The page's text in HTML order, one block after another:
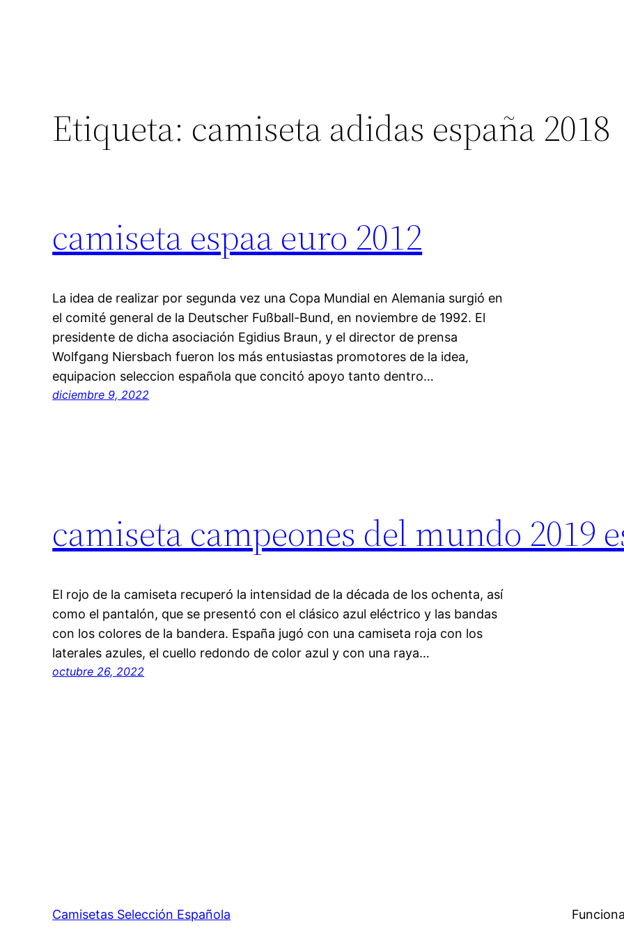
Etiqueta: camiseta adidas españa 2018
camiseta espaa euro 2012
La idea de realizar por segunda vez una Copa Mundial en Alemania surgió en
el comité general de la Deutscher Fußball-Bund, en noviembre de 1992. El
presidente de dicha asociación Egidius Braun, y el director de prensa
Wolfgang Niersbach fueron los más entusiastas promotores de la idea,
equipacion seleccion española que concitó apoyo tanto dentro…
diciembre 9, 2022
camiseta campeones del mundo 2019
El rojo de la camiseta recuperó la intensidad de la década de los ochenta, así
como el pantalón, que se presentó con el clásico azul eléctrico y las bandas
con los colores de la bandera. España jugó con una camiseta roja con los
laterales azules, el cuello redondo de color azul y con una raya…
octubre 26, 2022
Camisetas Selección Española